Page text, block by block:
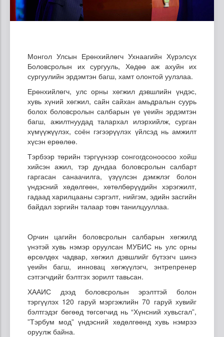
Монгол Улсын Ерөнхийлөгч Ухнаагийн Хүрэлсүх
Боловсролын их сургууль, Хөдөө аж ахуйн их
сургуулийн эрдэмтэн багш, хамт олонтой уулзлаа.
Ерөнхийлөгч, улс орны хөгжил дэвшлийн үндэс,
хувь хүний хөгжил, сайн сайхан амьдралын суурь
болох боловсролын салбарын үе үеийн эрдэмтэн
багш, ажилтнуудад талархал илэрхийлж, сурган
хүмүүжүүлэх, соён гэгээрүүлэх үйлсэд нь амжилт
хүсэн ерөөлөө.
Тэрбээр төрийн тэргүүнээр сонгогдсоноосоо хойш
хийсэн ажил, тэр дундаа боловсролын салбарт
гаргасан санаачилга, үзүүлсэн дэмжлэг болон
үндэсний хөдөлгөөн, хөтөлбөрүүдийн хэрэгжилт,
гадаад харилцааны сэргэлт, нийгэм, эдийн засгийн
байдал зэргийн талаар товч танилцууллаа.
Орчин цагийн боловсролын салбарын хөгжилд
үнэтэй хувь нэмэр оруулсан МУБИС нь улс орны
өрсөлдөх чадвар, хөгжил дэвшлийг бүтээгч шинэ
үеийн багш, инновац хөгжүүлэгч, энтрепренер
сэтгэгчдийг бэлтгэх зорилт тавьсан.
ХААИС дээд боловсролын эрэлттэй болон
тэргүүлэх 120 гаруй мэргэжлийн 70 гаруй хувийг
бэлтгэдэг бөгөөд төгсөгчид нь “Хүнсний хувьсгал”,
”Тэрбум мод” үндэсний хөдөлгөөнд хувь нэмрээ
оруулж байна.